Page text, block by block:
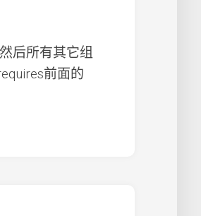
后所有其它组
前面的